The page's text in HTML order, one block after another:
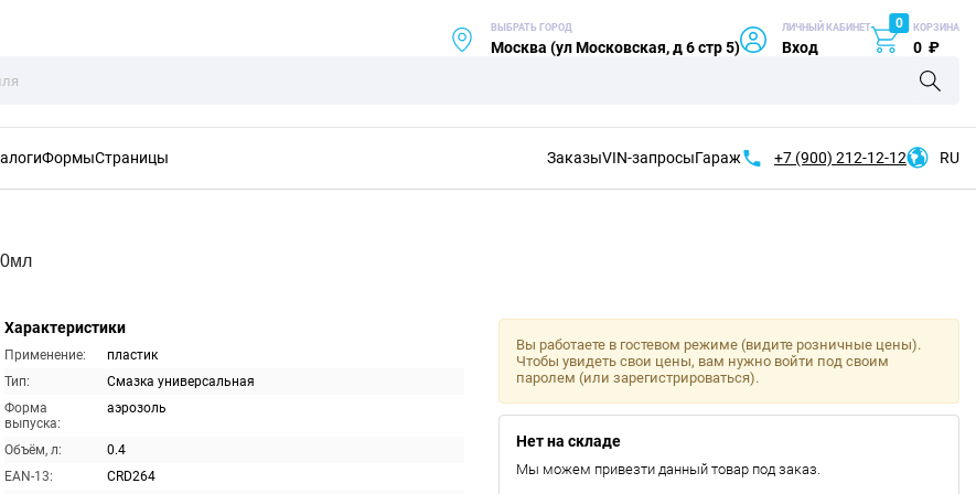
ВЫБРАТЬ ГОРОД
Москва (ул Московская, д 6 стр 5)
ЛИЧНЫЙ КАБИНЕТ
Вход
0 КОРЗИНА
0 ₽
ФормыСтраницы ЗаказыVIN-запросыГараж +7 (900) 212-12-12 RU
Характеристики
Применение:
пластик
Тип:
Смазка универсальная
Форма
выпуска:
аэрозоль
Объём, л:
0.4
EAN-13:
CRD264
Вы работаете в гостевом режиме (видите розничные цены).
Чтобы увидеть свои цены, вам нужно войти под своим
паролем (или зарегистрироваться).
Нет на складе
Мы можем привезти данный товар под заказ.